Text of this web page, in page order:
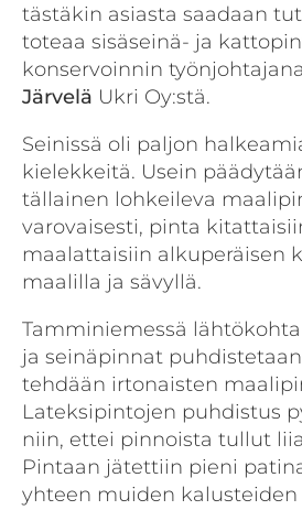
tästäkin asiasta saadaan
toteaa sisäseinä- ja
konservoinnin
Järvelä Ukri Oy:stä.
Seinissä oli paljon
kielekkeitä. Usein
tällainen lohkeileva
varovaisesti, pinta
maalattaisiin alkuperäisen
maalilla ja sävyllä.
Tamminiemessä
ja seinäpinnat
tehdään irtonaisten
Lateksipintojen puhdistus
niin, ettei pinnoista tullut
Pintaan jätettiin pieni
yhteen muiden kalusteiden